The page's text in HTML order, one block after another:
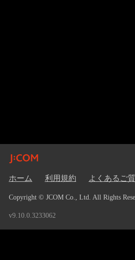
ホーム 利用規約 よくあるご
Copyright © JCOM Co., Ltd. All Rights
v9.10.0.3233062